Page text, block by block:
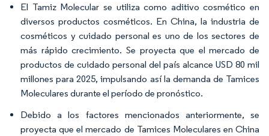
El Tamiz Molecular se utiliza como aditivo cosmético en
diversos productos cosméticos. En China, la industria de
cosméticos y cuidado personal es uno de los sectores de
más rápido crecimiento. Se proyecta que el mercado de
productos de cuidado personal del país alcance USD 80 mil
millones para 2025, impulsando así la demanda de Tamices
Moleculares durante el período de pronóstico.
Debido a los factores mencionados anteriormente, se
proyecta que el mercado de Tamices Moleculares en China